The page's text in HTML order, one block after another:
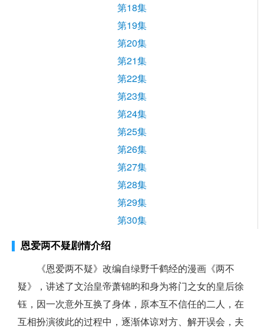
第18集
第19集
第20集
第21集
第22集
第23集
第24集
第25集
第26集
第27集
第28集
第29集
第30集
恩爱两不疑剧情介绍
《恩爱两不疑》改编自绿野千鹤经的漫画《两不
疑》，讲述了文治皇帝萧锦昀和身为将门之女的皇后徐
钰，因一次意外互换了身体，原本互不信任的二人，在
互相扮演彼此的过程中，逐渐体谅对方、解开误会，夫